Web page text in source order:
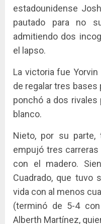
estadounidense
pautado para no
admitiendo dos
el lapso.
La victoria fue
de regalar tres
ponchó a dos rivales
blanco.
Nieto, por su
empujó tres
con el madero.
Cuadrado, que tuvo
vida con al menos
(terminó de 5-4
Alberth Martínez,